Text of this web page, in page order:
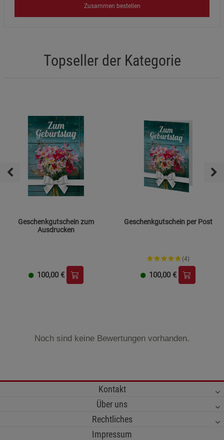
Zusammen bestellen
Topseller der Kategorie
Geschenkgutschein zum
Ausdrucken
100,00 €
Geschenkgutschein per Post
(4)
100,00 €
Noch sind keine Bewertungen vorhanden.
Kontakt
Über uns
Rechtliches
Impressum